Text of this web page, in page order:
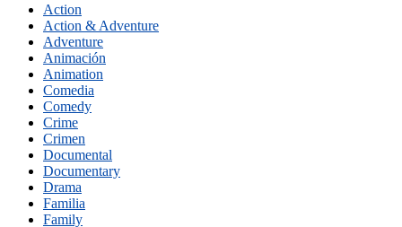
Action
Action & Adventure
Adventure
Animación
Animation
Comedia
Comedy
Crime
Crimen
Documental
Documentary
Drama
Familia
Family